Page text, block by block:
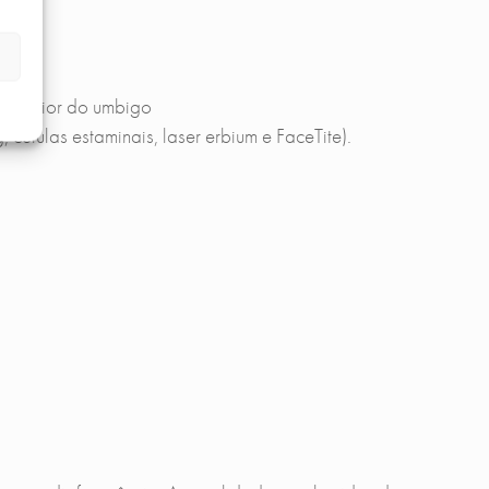
do umbigo
estaminais, laser erbium e FaceTite).